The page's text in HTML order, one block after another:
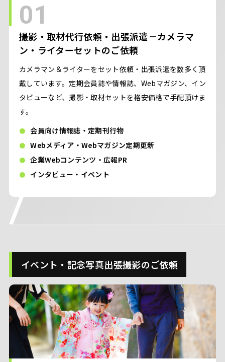
01
撮影・取材代行依頼・出張派遣－カメラマ
ン・ライターセットのご依頼
カメラマン＆ライターをセット依頼・出張派遣を数多く頂
戴しています。定期会員誌や情報誌、Webマガジン、イン
タビューなど、撮影・取材セットを格安価格で手配頂けま
す。
会員向け情報誌・定期刊行物
Webメディア・Webマガジン定期更新
企業Webコンテンツ・広報PR
インタビュー・イベント
イベント・記念写真出張撮影のご依頼